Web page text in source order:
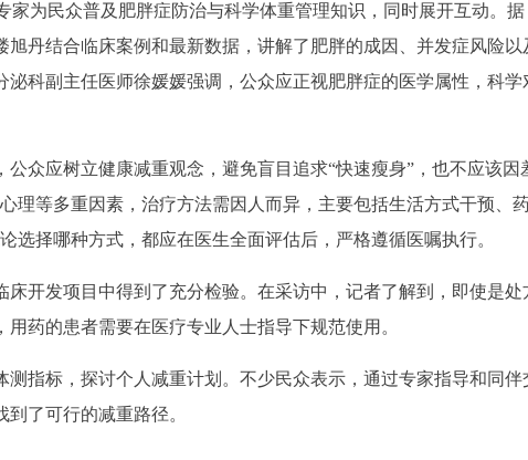
家为民众普及肥胖症防治与科学体重管理知识，同时展开互动。据
丹结合临床案例和最新数据，讲解了肥胖的成因、并发症风险以
科副主任医师徐媛媛强调，公众应正视肥胖症的医学属性，科学
众应树立健康减重观念，避免盲目追求“快速瘦身”，也不应该因
理等多重因素，治疗方法需因人而异，主要包括生活方式干预、
选择哪种方式，都应在医生全面评估后，严格遵循医嘱执行。
开发项目中得到了充分检验。在采访中，记者了解到，即使是处
药的患者需要在医疗专业人士指导下规范使用。
指标，探讨个人减重计划。不少民众表示，通过专家指导和同伴
了可行的减重路径。